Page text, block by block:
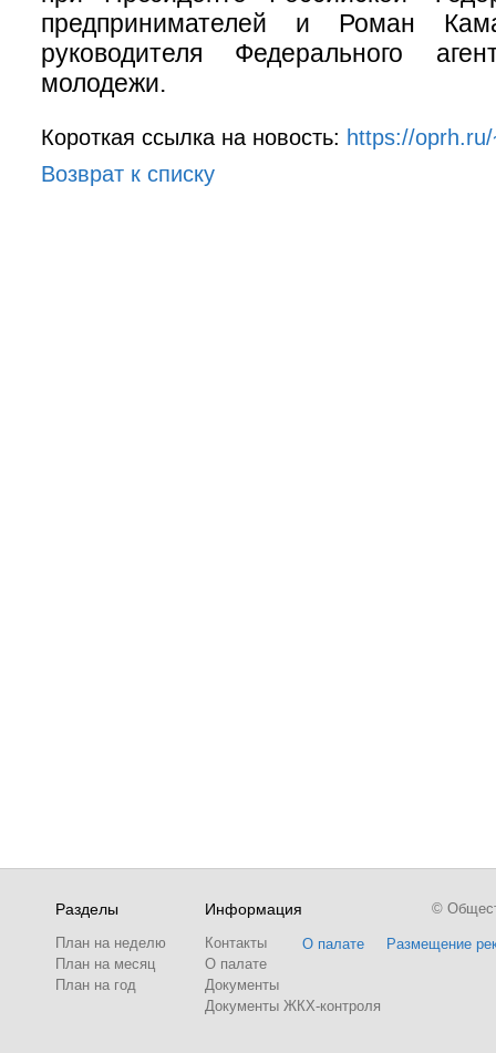
предпринимателей и Роман
руководителя Федерального
молодежи.
Короткая ссылка на новость: https://
Возврат к списку
Разделы
План на неделю
План на месяц
План на год
Информация
Контакты
О палате
Документы
Документы ЖКХ-контроля
О палате Размещение
©